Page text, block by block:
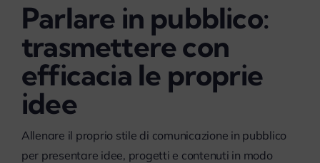
On Air
Impegno Sociale
myPeople
Parlare in pubblico:
trasmettere con
efficacia le proprie
idee
Allenare il proprio stile di comunicazione in pubblico
per presentare idee, progetti e contenuti in modo